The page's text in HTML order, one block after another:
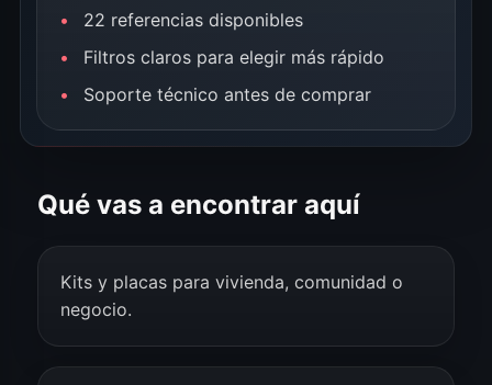
22 referencias disponibles
Filtros claros para elegir más rápido
Soporte técnico antes de comprar
Qué vas a encontrar aquí
Kits y placas para vivienda, comunidad o
negocio.